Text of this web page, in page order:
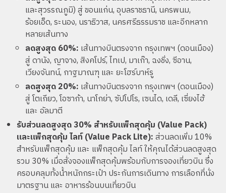
และสุวรรณภูมิ) สู่ ขอนแก่น, อุบลราชธานี, นครพนม,
ร้อยเอ็ด, ระนอง, นราธิวาส, นครศรีธรรมราช และอีกหลาก
หลายเส้นทาง
ลดสูงสุด 60%: เส้นทางบินตรงจาก กรุงเทพฯ (ดอนเมือง)
สู่ ดานัง, ญาจาง, สิงคโปร์, ไทเป, มาเก๊า, ฉงชิ่ง, ซีอาน,
เวียงจันทน์, กาฐมาณฑุ และ ยะโฮร์บาห์รู
ลดสูงสุด 20%: เส้นทางบินตรงจาก กรุงเทพฯ (ดอนเมือง)
สู่ โตเกียว, โอซาก้า, นาโกย่า, ซัปโปโร, เซนได, เดลี, เซี่ยงไฮ้
และ อัลมาตี
รับส่วนลดสูงสุด 30% สำหรับแพ็กสุดคุ้ม (Value Pack)
และแพ็กสุดคุ้ม ไลท์ (Value Pack Lite):ส่วนลดเพิ่ม 10%
สำหรับแพ็กสุดคุ้ม และ แพ็กสุดคุ้ม ไลท์ ให้คุณได้ส่วนลดสูงสุด
รวม 30% เมื่อสั่งจองแพ็กสุดคุ้มพร้อมกับการจองเที่ยวบิน ซึ่ง
ครอบคลุมทั้งน้ำหนักกระเป๋า ประกันการเดินทาง การเลือกที่นั่ง
มาตรฐาน และ อาหารร้อนบนเที่ยวบิน